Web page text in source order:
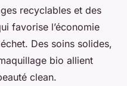
recyclables et des
favorise l’économie
Des soins solides,
bio allient
clean.